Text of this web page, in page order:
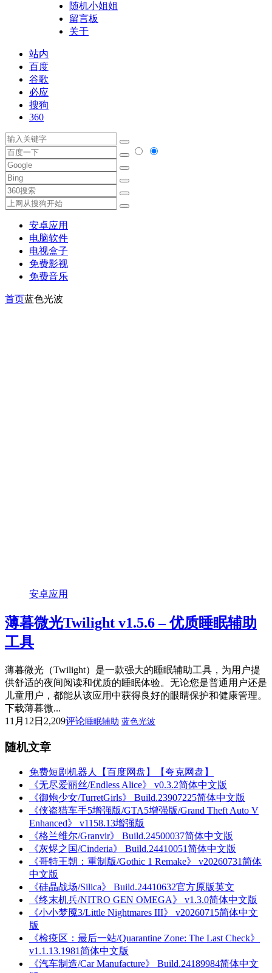
随机小姐姐
留言板
关于
站内
百度
谷歌
必应
搜狗
360
安卓应用
电脑软件
电视盒子
免费影视
免费音乐
首页蓝色光波
安卓应用
薄暮微光Twilight v1.5.6 – 优质睡眠辅助
工具
薄暮微光（Twilight）是一款强大的睡眠辅助工具，为用户提
供舒适的夜间阅读和优质的睡眠体验。无论您是普通用户还是
儿童用户，都能从该应用中获得良好的眼睛保护和健康管理。
下载薄暮微...
11月12日 2,209评论睡眠辅助 蓝色光波
随机文章
免费短剧机器人【百度网盘】【夸克网盘】
《无尽爱丽丝/Endless Alice》 v0.3.2简体中文版
《御炮少女/TurretGirls》 Build.23907225简体中文版
《侠盗猎车手5增强版/GTA5增强版/Grand Theft Auto V
Enhanced》 v1158.13增强版
《格兰维尔/Granvir》 Build.24500037简体中文版
《灰烬之国/Cinderia》 Build.24410051简体中文版
《哥特王朝：重制版/Gothic 1 Remake》 v20260731简体
中文版
《硅晶战场/Silica》 Build.24410632官方原版英文
《终末机兵/NITRO GEN OMEGA》 v1.3.0简体中文版
《小小梦魇3/Little Nightmares III》 v20260715简体中文
版
《检疫区：最后一站/Quarantine Zone: The Last Check》
v1.1.13.1981简体中文版
《汽车制造/Car Manufacture》 Build.24189984简体中文